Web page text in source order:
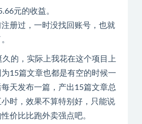
元的收益。
册过，一时没找回账号，也就
的，实际上我花在这个项目上
15篇文章也都是有空的时候一
天发布一篇，产出15篇文章总
时，效果不算特别好，只能说
价比比跑外卖强点吧。